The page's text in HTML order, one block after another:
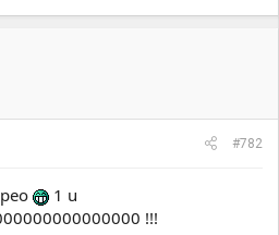
#782
1 u
!!!